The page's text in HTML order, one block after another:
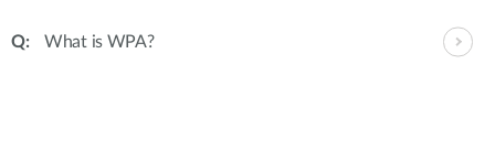
What is WPA?